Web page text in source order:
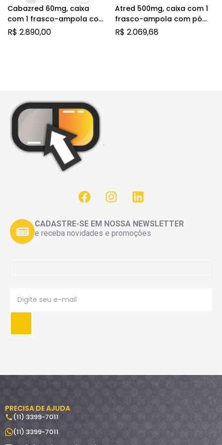
Cabazred 60mg, caixa
com 1 frasco-ampola com
1,5mL de solução de uso
R$ 2.890,00
Atred 500mg, caixa com 1
frasco-ampola com pó
para solução de uso
R$ 2.069,68
CADASTRE-SE EM NOSSA NEWSLETTER
e receba novidades e promoções
PRECISA DE AJUDA
(11) 3399-7011
(11) 3399-7011